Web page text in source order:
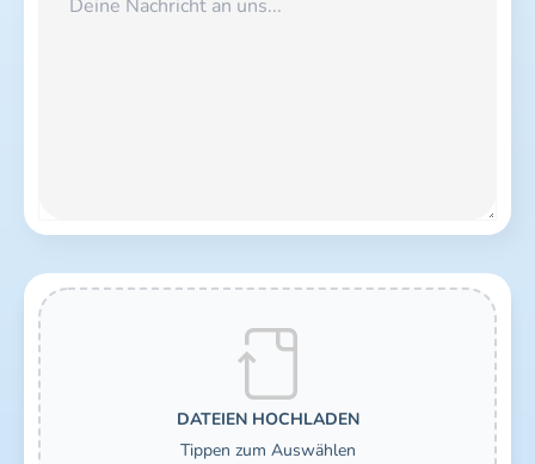
Dateien hochladen
DATEIEN HOCHLADEN
Tippen zum Auswählen